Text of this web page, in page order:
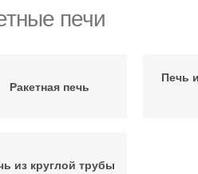
печи
Ракетная печь
Печь
из круглой трубы